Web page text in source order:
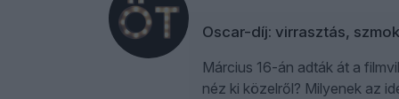
Oscar-díj: virrasztás,
Március 16-án adták át a
néz ki közelről? Milyenek az